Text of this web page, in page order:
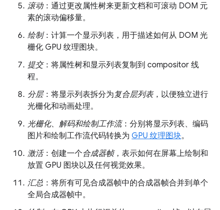
滚动：通过更改属性树来更新文档和可滚动 DOM 元
素的滚动偏移量。
绘制：计算一个显示列表，用于描述如何从 DOM 光
栅化 GPU 纹理图块。
提交：将属性树和显示列表复制到 compositor 线
程。
分层：将显示列表拆分为复合层列表，以便独立进行
光栅化和动画处理。
光栅化、解码和绘制工作流：分别将显示列表、编码
图片和绘制工作流代码转换为 GPU 纹理图块。
激活：创建一个合成器帧，表示如何在屏幕上绘制和
放置 GPU 图块以及任何视觉效果。
汇总 ：将所有可见合成器帧中的合成器帧合并到单个
全局合成器帧中。